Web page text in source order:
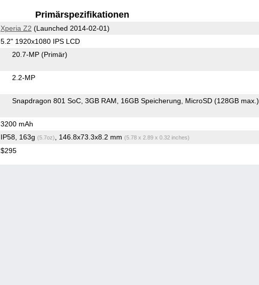
Primärspezifikationen
Xperia Z2 (Launched 2014-02-01)
5.2" 1920x1080 IPS LCD
20.7-MP (Primär)
2.2-MP
Snapdragon 801 SoC 3GB RAM 16GB Speicherung MicroSD (128GB max.)
3200 mAh
IP58, 163g (5.7oz) , 146.8x73.3x8.2 mm (5.78 x 2.89 x 0.32 inches)
$295